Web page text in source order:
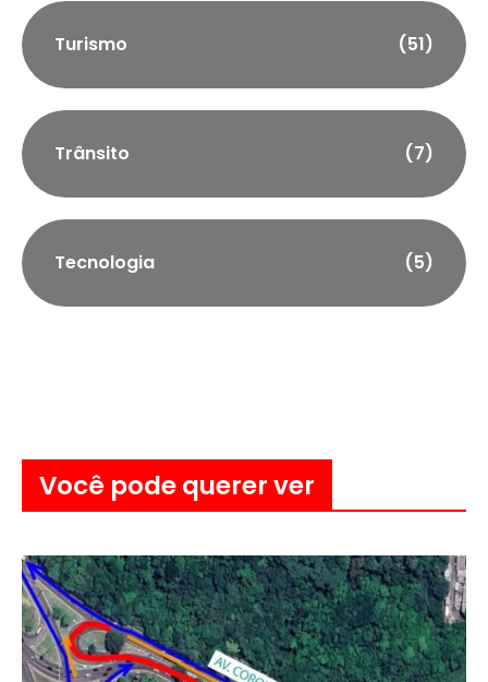
Turismo (51)
Trânsito (7)
Tecnologia (5)
Você pode querer ver